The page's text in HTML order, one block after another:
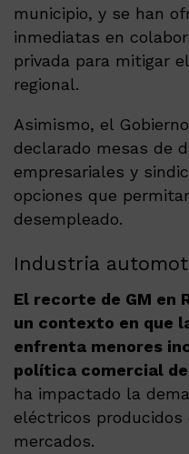
municipio, y se han
inmediatas en
privada para mitigar
regional.
Asimismo, el
declarado mesas de
empresariales y
opciones que
desempleado.
Industria
El recorte de GM en
un contexto en que
enfrenta menores
política comercial
ha impactado la
eléctricos producidos
mercados.